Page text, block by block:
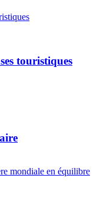
touristiques